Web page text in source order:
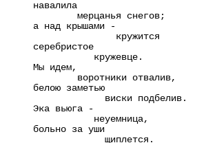
навалила
мерцанья снегов;
а над крышами -
кружится
серебристое
кружевце.
Мы идем,
воротники отвалив,
белою заметью
виски подбелив.
Эка вьюга -
неуемница,
больно за уши
щиплется.